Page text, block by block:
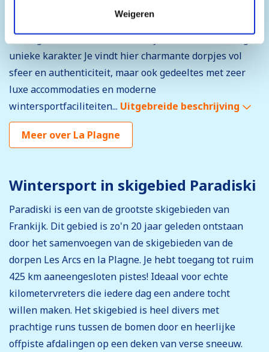
moment wijzigen of je toestemming intrekken.
Weigeren
La Plagne bestaat uit diverse wijken, elk met hun eigen
unieke karakter. Je vindt hier charmante dorpjes vol
sfeer en authenticiteit, maar ook gedeeltes met zeer
luxe accommodaties en moderne
wintersportfaciliteiten... Uitgebreide beschrijving
Meer over La Plagne
Wintersport in skigebied Paradiski
Paradiski is een van de grootste skigebieden van
Frankijk. Dit gebied is zo'n 20 jaar geleden ontstaan
door het samenvoegen van de skigebieden van de
dorpen Les Arcs en la Plagne. Je hebt toegang tot ruim
425 km aaneengesloten pistes! Ideaal voor echte
kilometervreters die iedere dag een andere tocht
willen maken. Het skigebied is heel divers met
prachtige runs tussen de bomen door en heerlijke
offpiste afdalingen op een deken van verse sneeuw.